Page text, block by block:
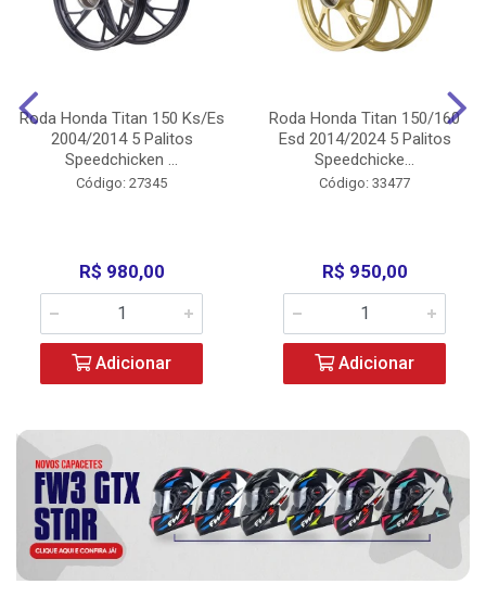
Roda Honda Titan 150 Ks/Es
2004/2014 5 Palitos
Speedchicken ...
Código: 27345
R$ 980,00
Adicionar
Roda Honda Titan 150/160
Esd 2014/2024 5 Palitos
Speedchicke...
Código: 33477
R$ 950,00
Adicionar